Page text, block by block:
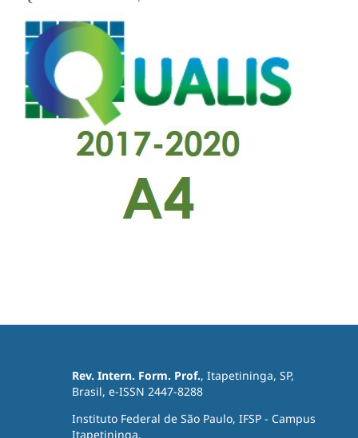
Rev. Intern. Form. Prof., Itapetininga, SP,
Brasil, e-ISSN 2447-8288
Instituto Federal de São Paulo, IFSP - Campus
Itapetininga.